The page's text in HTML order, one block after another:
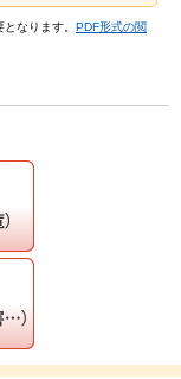
なります。 PDF形式の閲